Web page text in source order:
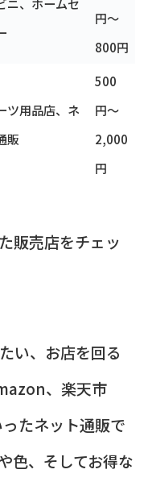
ニ、ホームセ
円〜
800円
ツ用品店、ネ
販
500
円〜
2,000
円
販売店をチェッ
い、お店を回る
、楽天市
たネット通販で
色、そしてお得な